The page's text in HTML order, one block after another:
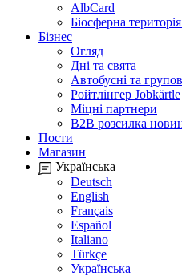
AlbCard
Біосферна
Бізнес
Огляд
Дні та свята
Автобусні та
Ройтлінгер Jobkärtle
Міцні партнери
B2B розсилка
Пости
Магазин
Українська
Deutsch
English
Français
Español
Italiano
Türkçe
Українська